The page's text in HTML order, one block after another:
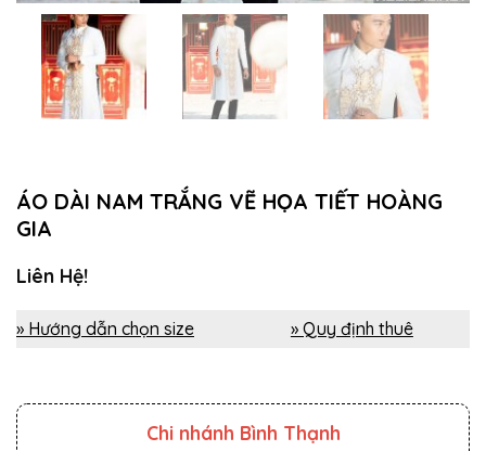
ÁO DÀI NAM TRẮNG VẼ HỌA TIẾT HOÀNG
GIA
Liên Hệ!
» Hướng dẫn chọn size » Quy định thuê
Chi nhánh Bình Thạnh